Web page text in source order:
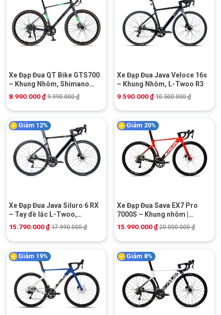
Xe Đạp Đua QT Bike GTS700
– Khung Nhôm, Shimano
Claris
8.990.000₫ 9.990.000₫
Xe Đạp Đua Java Veloce 16s
– Khung Nhôm, L-Twoo R3
9.590.000₫ 10.500.000₫
Giảm 12%
Xe Đạp Đua Java Siluro 6 RX
– Tay đề lắc L-Twoo,
Shimano 105
15.790.000₫ 17.990.000₫
Giảm 20%
Xe Đạp Đua Sava EX7 Pro
7000S – Khung nhôm |
Shimano 105
15.990.000₫ 20.000.000₫
Giảm 19% Giảm 8%